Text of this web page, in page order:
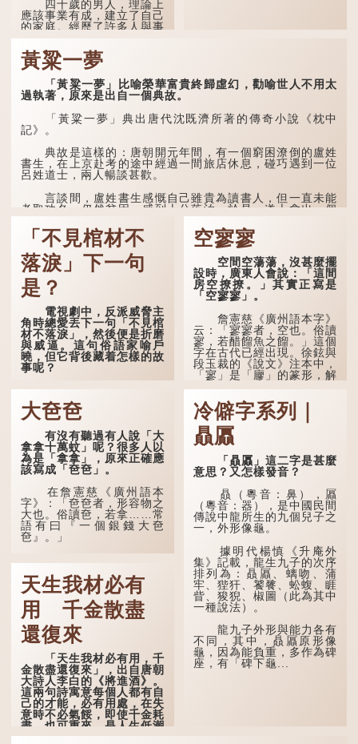
「百年曰期頤。」鄭玄註：
「期，猶要也；頤，養也。
不知衣服食味，孝子要盡養
道...
四十歲的男人，理論上
應該事業有成，建立了自己
的家庭。經歷了許多人與事
之後，對事物有了自己的判
斷能力，不會輕易為表象所
迷惑。
孔子在《論語·子罕》
也說：「知者不惑，仁者不
憂，勇者不懼。」「知」與
智慧的「智」相通，四十歲
的男人應已累積足夠智慧，
不再對自己的人生感到困
惑、憂慮與恐懼。
黃粱一夢
「黃粱一夢」比喻榮華富貴終歸虛幻，勸喻世人不用太
過執著，原來是出自一個典故。
「黃粱一夢」典出唐代沈既濟所著的傳奇小說《枕中
記》。
典故是這樣的：唐朝開元年間，有一個窮困潦倒的盧姓
書生，在上京赴考的途中經過一間旅店休息，碰巧遇到一位
呂姓道士，兩人暢談甚歡。
言談間，盧姓書生感慨自己雖貴為讀書人，但一直未能
考取功名，仍然貧困，感到十分落泊。於是，道士拿出一個
青瓷枕頭，讓...
「不見棺材不
落淚」下一句
是？
電視劇中，反派威脅主
角時總愛丟下一句「不見棺
材不落淚」，然後便是折磨
與威逼。這句俗語家喻戶
曉，但它背後藏着怎樣的故
事呢？
「不見棺材不落淚」的
原句，有說法是「不見棺材
不下淚」或「不見親棺不下
淚」，出自明朝蘭陵笑笑生
所著的《金瓶梅詞話》第九
十八回。原意是指人未親眼
見到親人棺木，便不會真正
感到悲傷；後來引申為比喻
敗，便不肯罷休。
許多人對這上半句耳熟
能詳，但它其實還有下半句
——「不到黃河心不死」...
空寥寥
空間空蕩蕩，沒甚麼擺
設時，廣東人會說：「這間
房空撩撩。」其實正寫是
「空寥寥」。
詹憲慈《廣州語本字》
云：「寥寥者，空也。俗讀
寥，若醋餾魚之餾。」這個
字在古代已經出現。徐鉉與
段玉裁的《說文》注本中，
「寥」是「廫」的篆形，解
·安期先生》載琊阜老人故
事，以「寥寥安期，虛質高
清」形容空虛無所事事。
大夿夿
有沒有聽過有人說「大
拿拿十萬蚊」呢？很多人以
為是「拿拿」，原來正確應
該寫成「夿夿」。
在詹憲慈《廣州語本
字》：「夿夿者，形容物之
大也。俗讀夿，若拿……常
語有曰『一個銀錢大夿
夿』。」
數量之大了。「大夿夿十萬
蚊」，就是說十萬元是一筆
大數目了。
不過，「夿」字本音讀
作「巴（bā）」，因此
「大夿夿」理應讀成「大巴
巴」。問題是，若依足本
音，...
天生我材必有
用 千金散盡
還復來
「天生我材必有用，千
金散盡還復來」，出自唐朝
大詩人李白的《將進酒》。
這兩句詩寓意每個人都有自
己的才能，必有用處，在失
意時不必氣餒，即使千金耗
盡，也可重來，是人生低潮
時激勵向上的名句。
冷僻字系列｜
贔屭
「贔屭」這二字是甚麼
意思？又怎樣發音？
贔（粵音：鼻），屭
（粵音：器），是中國民間
傳說中龍所生的九個兒子之
一，外形像龜。
據明代楊慎《升庵外
集》記載，龍生九子的次序
排列為：贔屭、螭吻、蒲
牢、狴犴、饕餮、蚣蝮、睚
眥、狻猊、椒圖（此為其中
一種說法）。
龍九子外形與能力各有
不同，其中，贔屭原形像
龜，因為能負重，多作為碑
座，有「碑下龜...